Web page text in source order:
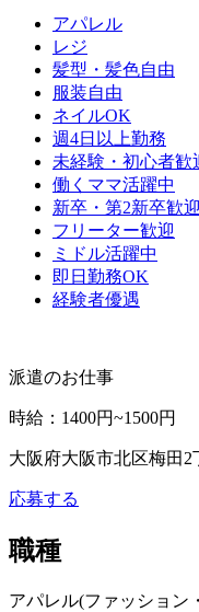
アパレル
レジ
髪型・髪色自由
服装自由
ネイルOK
週4日以上勤務
未経験・初心者歓
働くママ活躍中
新卒・第2新卒歓迎
フリーター歓迎
ミドル活躍中
即日勤務OK
経験者優遇
派遣のお仕事
時給 ： 1400円~1500円
大阪府大阪市北区梅田2
応募する
職種
アパレル(ファッション